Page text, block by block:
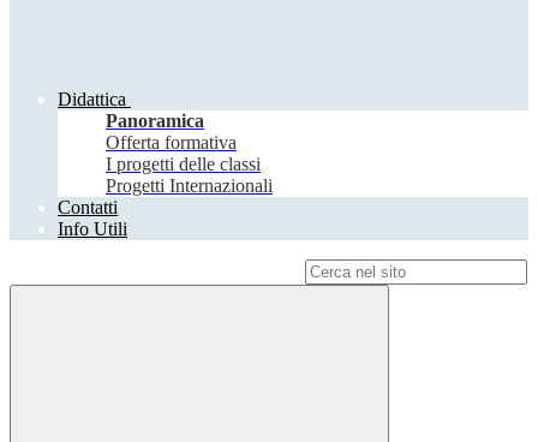
Didattica
Panoramica
Offerta formativa
I progetti delle classi
Progetti Internazionali
Contatti
Info Utili